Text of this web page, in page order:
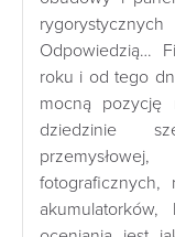
Odpowiedzią…
roku i od tego
mocną pozycję
dziedzinie
fotograficznych,